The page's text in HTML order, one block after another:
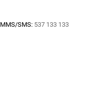
MMS/SMS: 537 133 133